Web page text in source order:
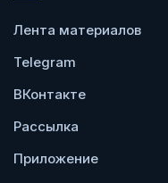
Лента материалов
Telegram
ВКонтакте
Рассылка
Приложение